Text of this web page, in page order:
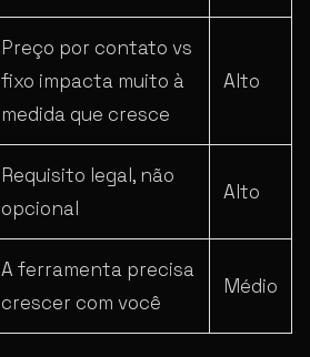
Preço por contato vs
fixo impacta muito à
medida que cresce
Alto
Requisito legal, não
opcional
Alto
A ferramenta precisa
crescer com você
Médio